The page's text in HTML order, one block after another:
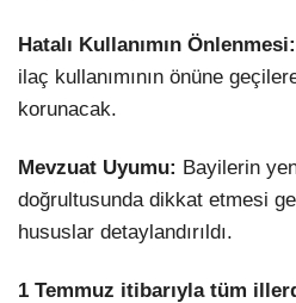
Hatalı Kullanımın Önlenmesi:
ilaç kullanımının önüne
korunacak.
Mevzuat Uyumu: Bayilerin
doğrultusunda dikkat etmesi
hususlar detaylandırıldı.
1 Temmuz itibarıyla tüm